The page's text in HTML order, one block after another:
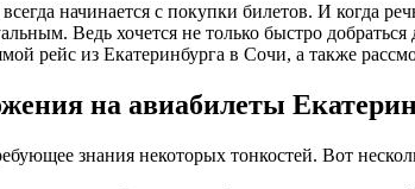
начинается с покупки билетов. И когда
Ведь хочется не только быстро
рейс из Екатеринбурга в Сочи, а также
на авиабилеты
знания некоторых тонкостей. Вот